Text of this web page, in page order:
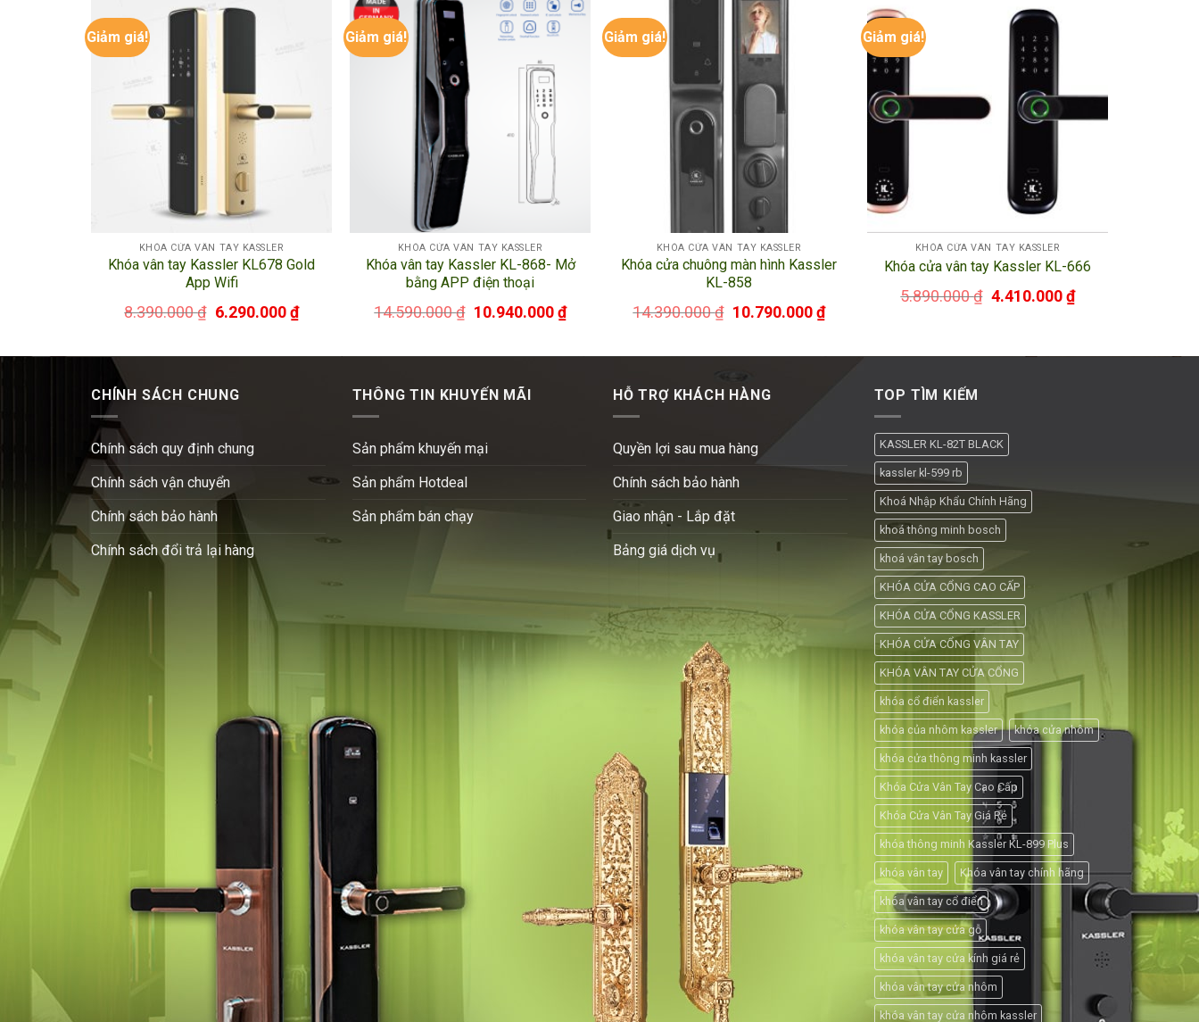
Giảm giá!
KHÓA CỬA VÂN TAY KASSLER
Khóa vân tay Kassler KL678 Gold
App Wifi
8.390.000₫ 6.290.000₫
Giảm giá!
KHÓA CỬA VÂN TAY KASSLER
Khóa vân tay Kassler KL-868- Mở
bằng APP điện thoại
14.590.000₫ 10.940.000₫
Giảm giá!
KHÓA CỬA VÂN TAY KASSLER
Khóa cửa chuông màn hình Kassler
KL-858
14.390.000₫ 10.790.000₫
Giảm giá!
KHÓA CỬA VÂN TAY KASSLER
Khóa cửa vân tay Kassler KL-666
5.890.000₫ 4.410.000₫
CHÍNH SÁCH CHUNG
Chính sách quy định chung
Chính sách vận chuyển
Chính sách bảo hành
Chính sách đổi trả lại hàng
THÔNG TIN KHUYẾN MÃI
Sản phẩm khuyến mại
Sản phẩm Hotdeal
Sản phẩm bán chạy
HỖ TRỢ KHÁCH HÀNG
Quyền lợi sau mua hàng
Chính sách bảo hành
Giao nhận - Lắp đặt
Bảng giá dịch vụ
TOP TÌM KIẾM
KASSLER KL-82T BLACK
kassler kl-599 rb
Khoá Nhập Khẩu Chính Hãng
khoá thông minh bosch
khoá vân tay bosch
KHÓA CỬA CỔNG CAO CẤP
KHÓA CỬA CỔNG KASSLER
KHÓA CỬA CỔNG VÂN TAY
KHÓA VÂN TAY CỬA CỔNG
khóa cổ điển kassler
khóa của nhôm kassler khóa cửa nhôm
khóa cửa thông minh kassler
Khóa Cửa Vân Tay Cao Cấp
Khóa Cửa Vân Tay Giá Rẻ
khóa thông minh Kassler KL-899 Plus
khóa vân tay Khóa vân tay chính hãng
khóa vân tay cổ điển
khóa vân tay cửa gỗ
khóa vân tay cửa kính giá rẻ
khóa vân tay cửa nhôm
khóa vân tay cửa nhôm kassler